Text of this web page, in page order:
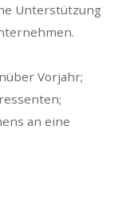
Unterstützung
Vorjahr;
an eine